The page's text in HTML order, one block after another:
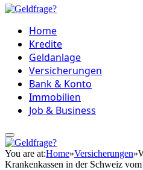
Home
Kredite
Geldanlage
Versicherungen
Bank & Konto
Immobilien
Job & Business
You are at:Home»Versicherungen»
Krankenkassen in der Schweiz